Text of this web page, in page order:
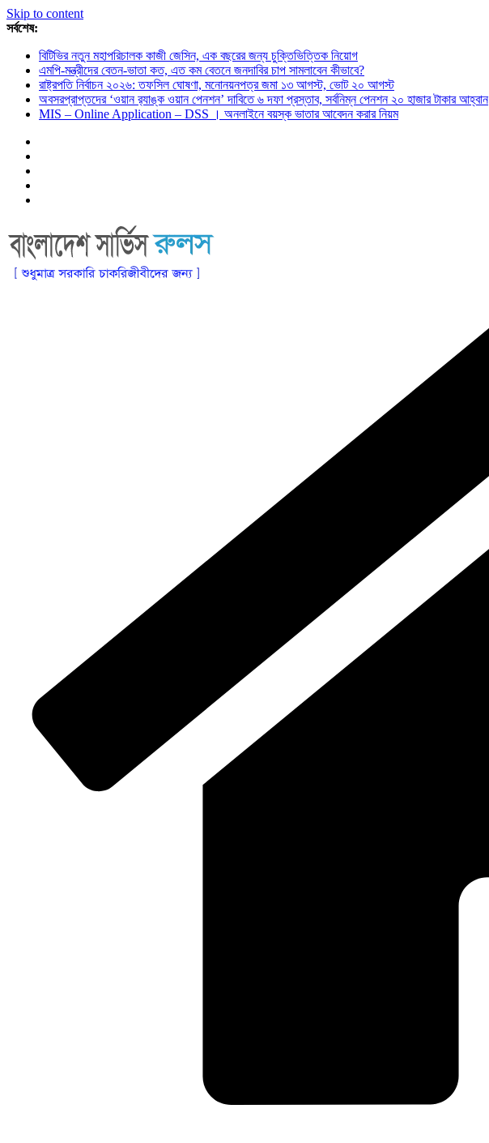
Skip to content
সর্বশেষ:
বিটিভির নতুন মহাপরিচালক কাজী জেসিন, এক বছরের জন্য চুক্তিভিত্তিক নিয়োগ
এমপি-মন্ত্রীদের বেতন-ভাতা কত, এত কম বেতনে জনদাবির চাপ সামলাবেন কীভাবে?
রাষ্ট্রপতি নির্বাচন ২০২৬: তফসিল ঘোষণা, মনোনয়নপত্র জমা ১৩ আগস্ট, ভোট ২০ আগস্ট
অবসরপ্রাপ্তদের ‘ওয়ান র‌্যাঙ্ক ওয়ান পেনশন’ দাবিতে ৬ দফা প্রস্তাব, সর্বনিম্ন পেনশন ২০ হাজার টাকার আহ্বান
MIS – Online Application – DSS । অনলাইনে বয়স্ক ভাতার আবেদন করার নিয়ম